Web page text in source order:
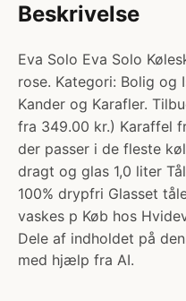
Beskrivelse
Eva Solo Eva Solo
rose. Kategori: Bolig
Kander og Karafler.
fra 349.00 kr.) Karaffel
der passer i de fleste
dragt og glas 1,0 liter
100% drypfri Glasset
vaskes p Køb hos
Dele af indholdet på
med hjælp fra AI.